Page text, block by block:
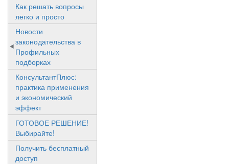
Как решать вопросы
легко и просто
Новости
законодательства в
Профильных
подборках
КонсультантПлюс:
практика применения
и экономический
эффект
ГОТОВОЕ РЕШЕНИЕ!
Выбирайте!
Получить бесплатный
доступ